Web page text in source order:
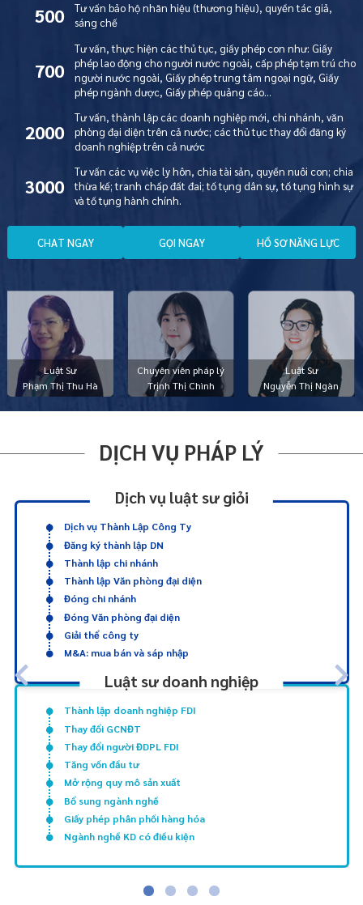
Luật Sư
Phạm Thị Thu Hà
Chuyên viên pháp lý
Trịnh Thị Chình
Luật Sư
Nguyễn Thị Ngàn
500
Tư vấn bảo hộ nhãn hiệu (thương hiệu), quyền tác giả,
sáng chế
700
Tư vấn, thực hiện các thủ tục, giấy phép con như: Giấy
phép lao động cho người nước ngoài, cấp phép tạm trú cho
người nước ngoài, Giấy phép trung tâm ngoại ngữ, Giấy
phép ngành dược, Giấy phép quảng cáo…
2000
Tư vấn, thành lập các doanh nghiệp mới, chi nhánh, văn
phòng đại diện trên cả nước; các thủ tục thay đổi đăng ký
doanh nghiệp trên cả nước
3000
Tư vấn các vụ việc ly hôn, chia tài sản, quyền nuôi con; chia
thừa kế; tranh chấp đất đai; tố tụng dân sự, tố tụng hình sự
và tố tụng hành chính.
CHAT NGAY GỌI NGAY HỒ SƠ NĂNG LỰC
DỊCH VỤ PHÁP LÝ
Dịch vụ luật sư giỏi
Dịch vụ Thành Lập Công Ty
Đăng ký thành lập DN
Thành lập chi nhánh
Thành lập Văn phòng đại diện
Đóng chi nhánh
Đóng Văn phòng đại diện
Giải thể công ty
M&A: mua bán và sáp nhập
Luật sư doanh nghiệp
Thành lập doanh nghiệp FDI
Thay đổi GCNĐT
Thay đổi người ĐDPL FDI
Tăng vốn đầu tư
Mở rộng quy mô sản xuất
Bổ sung ngành nghề
Giấy phép phân phối hàng hóa
Ngành nghề KD có điều kiện